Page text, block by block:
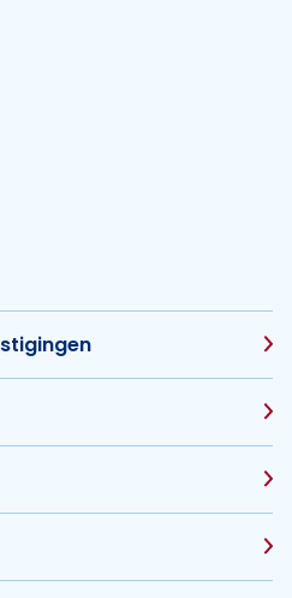
pagina van Hypotheek
pagina van
Instagram pagina van